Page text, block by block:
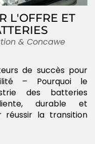
L'OFFRE ET
& Concawe
de succès pour
– Pourquoi le
des batteries
durable et
réussir la transition